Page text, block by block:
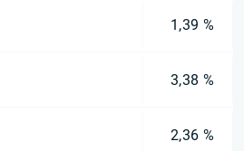
1,39 %
3,38 %
2,36 %